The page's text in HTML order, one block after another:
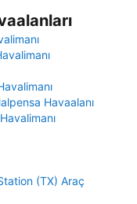
Havaalanı
(TX) Araç